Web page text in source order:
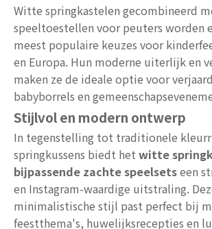
Witte springkastelen gecombineerd
speeltoestellen voor peuters worden
meest populaire keuzes voor
en Europa. Hun moderne uiterlijk en
maken ze de ideale optie voor
babyborrels en
Stijlvol en modern ontwerp
In tegenstelling tot traditionele
springkussens biedt het witte
bijpassende zachte speelsetseen
en Instagram-waardige uitstraling.
minimalistische stijl past perfect bij
feestthema's, huwelijksrecepties en